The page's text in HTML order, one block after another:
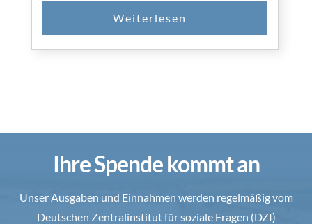
Ihre Spende kommt an
Unser Ausgaben und Einnahmen werden regelmäßig vom
Deutschen Zentralinstitut für soziale Fragen (DZI)